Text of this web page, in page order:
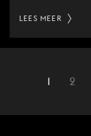
LEES MEER
1 2